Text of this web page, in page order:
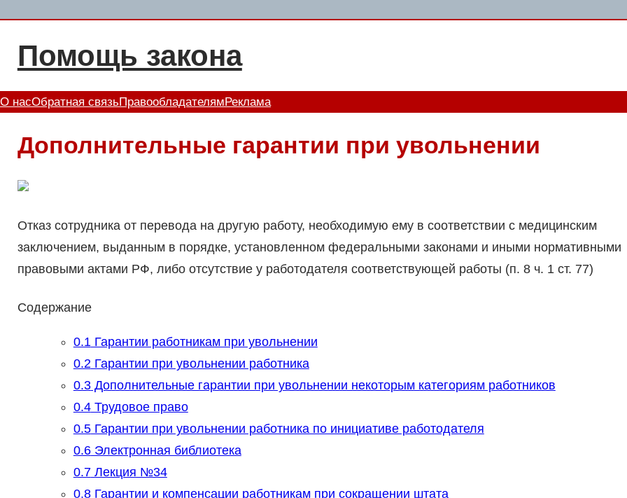
содержимому
Помощь закона
О насОбратная связьПравообладателям Реклама
Дополнительные гарантии при увольнении
Отказ сотрудника от перевода на другую работу, необходимую ему в соответствии с медицинским
заключением, выданным в порядке, установленном федеральными законами и иными нормативными
правовыми актами РФ, либо отсутствие у работодателя соответствующей работы (п. 8 ч. 1 ст. 77)
Содержание
0.1Гарантии работникам при увольнении
0.2Гарантии при увольнении работника
0.3Дополнительные гарантии при увольнении некоторым категориям работников
0.4Трудовое право
0.5Гарантии при увольнении работника по инициативе работодателя
0.6Электронная библиотека
0.7Лекция №34
0.8Гарантии и компенсации работникам при сокращении штата